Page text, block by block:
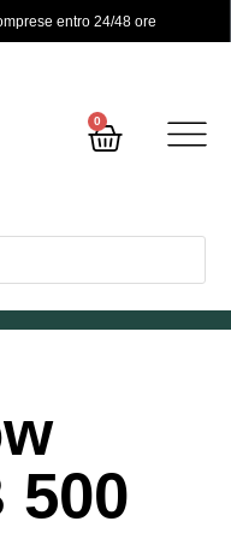
entro 24/48 ore
0
500